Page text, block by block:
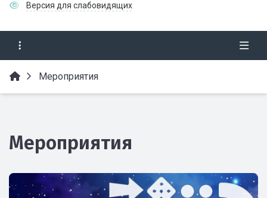
Версия для слабовидящих
Мероприятия
Мероприятия